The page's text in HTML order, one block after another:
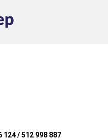
124 / 512 998 887